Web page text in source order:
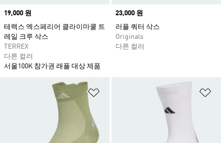
Price
19,000 원
테렉스 엑스페리어 클라이마쿨 트
레일 크루 삭스
TERREX
다른 컬러
서울100K 참가권 래플 대상 제품
Price
23,000 원
러플 쿼터 삭스
Originals
다른 컬러
위시리스트 담기